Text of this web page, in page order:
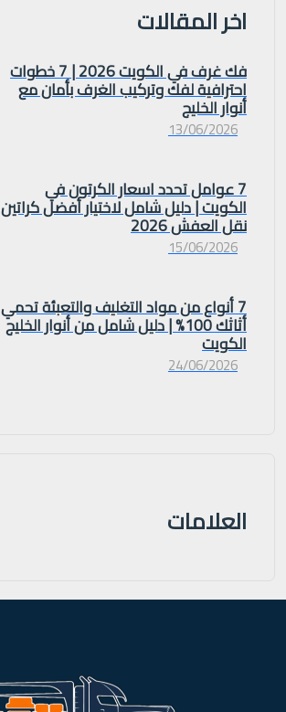
اخر المقالات
فك غرف في الكويت 2026 | 7 خطوات
احترافية لفك وتركيب الغرف بأمان مع
أنوار الخليج
13/06/2026
7 عوامل تحدد اسعار الكرتون في
الكويت | دليل شامل لاختيار أفضل كراتين
نقل العفش 2026
15/06/2026
7 أنواع من مواد التغليف والتعبئة تحمي
أثاثك 100% | دليل شامل من أنوار الخليج
الكويت
24/06/2026
العلامات